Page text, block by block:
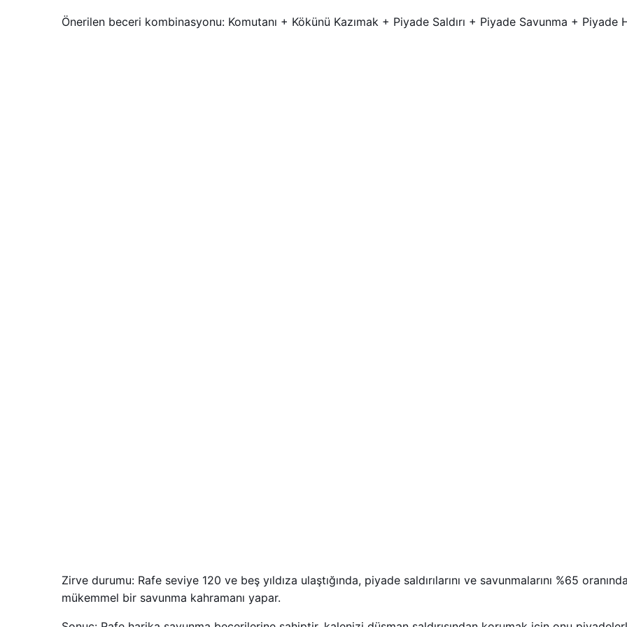
Önerilen beceri kombinasyonu: Komutanı + Kökünü Kazımak + Piyade Saldırı + Piyade Savunma + Piyade
Zirve durumu: Rafe seviye 120 ve beş yıldıza ulaştığında, piyade saldırılarını ve savunmalarını %65
mükemmel bir savunma kahramanı yapar.